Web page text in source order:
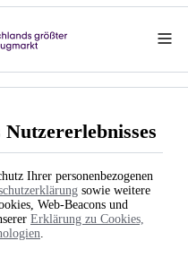
Ihrer personenbezogenen
sowie weitere
Web-Beacons und
Erklärung zu Cookies,
.